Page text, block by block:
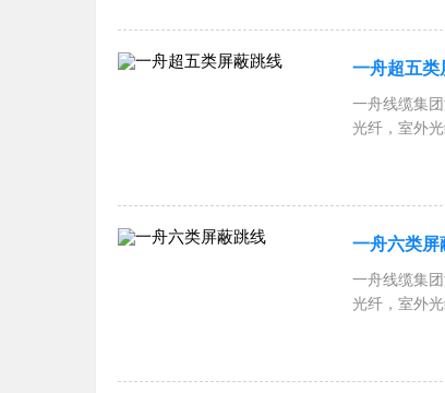
一舟超五类
一舟线缆集
光纤，室外
一舟六类屏
一舟线缆集
光纤，室外